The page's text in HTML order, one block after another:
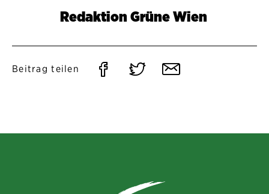
Redaktion Grüne Wien
Beitrag teilen
Auf Auf Per